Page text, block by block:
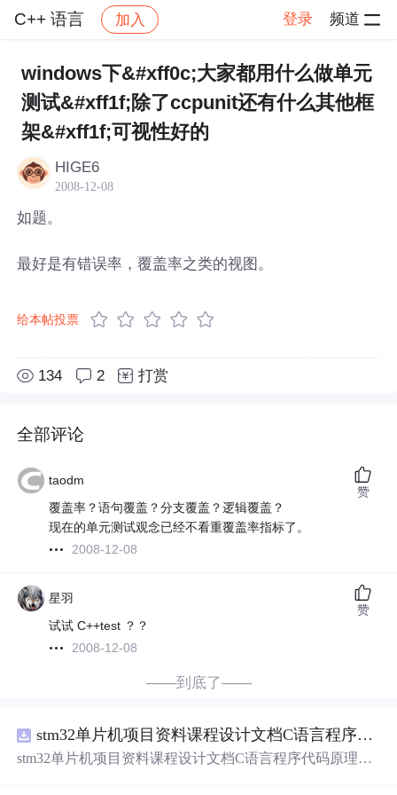
C++ 语言 加入 登录 频道
社区 C++ 语言 帖子详情
windows下&#xff0c;大家都用什么做单元
测试&#xff1f;除了ccpunit还有什么其他框
架&#xff1f;可视性好的
HIGE6
2008-12-08
如题。
最好是有错误率，覆盖率之类的视图。
给本帖投票
134 2 打赏
全部评论
taodm
覆盖率？语句覆盖？分支覆盖？逻辑覆盖？
现在的单元测试观念已经不看重覆盖率指标了。
2008-12-08
赞
星羽
试试 C++test ？？
2008-12-08
赞
——到底了——
stm32单片机项目资料课程设计文档C语言程序代码原理图电路PCB实例悬挂运动控制系统论文资料
stm32单片机项目资料课程设计文档C语言程序代码原理图